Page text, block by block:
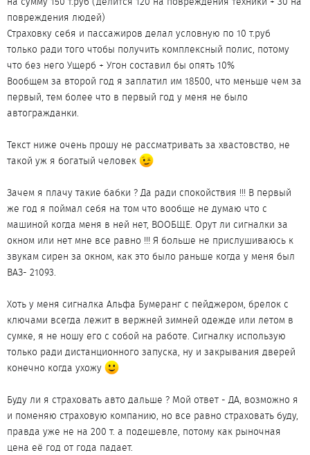
повреждения людей)
Страховку себя и пассажиров делал условную по 10 т.руб
только ради того чтобы получить комплексный полис, потому
что без него Ущерб + Угон составил бы опять 10%
Вообщем за второй год я заплатил им 18500, что меньше чем за
первый, тем более что в первый год у меня не было
автогражданки.
Текст ниже очень прошу не рассматривать за хвастовство, не
такой уж я богатый человек
Зачем я плачу такие бабки ? Да ради спокойствия !!! В первый
же год я поймал себя на том что вообще не думаю что с
машиной когда меня в ней нет, ВООБЩЕ. Орут ли сигналки за
окном или нет мне все равно !!! Я больше не прислушиваюсь к
звукам сирен за окном, как это было раньше когда у меня был
ВАЗ- 21093.
Хоть у меня сигналка Альфа Бумеранг с пейджером, брелок с
ключами всегда лежит в вержней зимней одежде или летом в
сумке, я не ношу его с собой на работе. Сигналку использую
только ради дистанционного запуска, ну и закрывания дверей
конечно когда ухожу
Буду ли я страховать авто дальше ? Мой ответ - ДА, возможно я
и поменяю страховую компанию, но все равно страховать буду,
правда уже не на 200 т. а подешевле, потому как рыночная
цена её год от года падает.